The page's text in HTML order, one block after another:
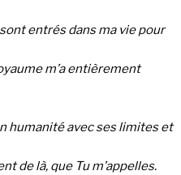
entrés dans ma vie pour
m’a entièrement
humanité avec ses limites et
de là, que Tu m’appelles.